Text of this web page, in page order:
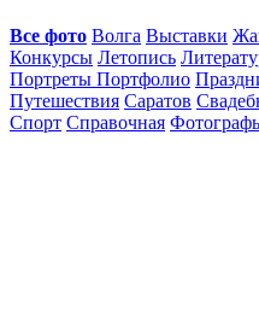
Все фото Волга Выставки
Конкурсы Летопись
Портреты Портфолио
Путешествия Саратов
Спорт Справочная